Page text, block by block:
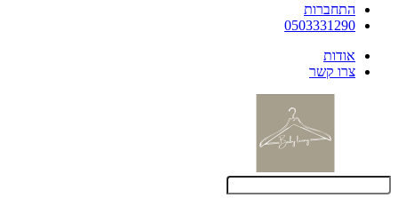
התחברות
0503331290
אודות
צרו קשר